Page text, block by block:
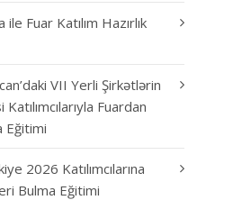
Fuar Katılım Hazırlık
VII Yerli Şirkətlərin
Katılımcılarıyla Fuardan
Eğitimi
2026 Katılımcılarına
Bulma Eğitimi